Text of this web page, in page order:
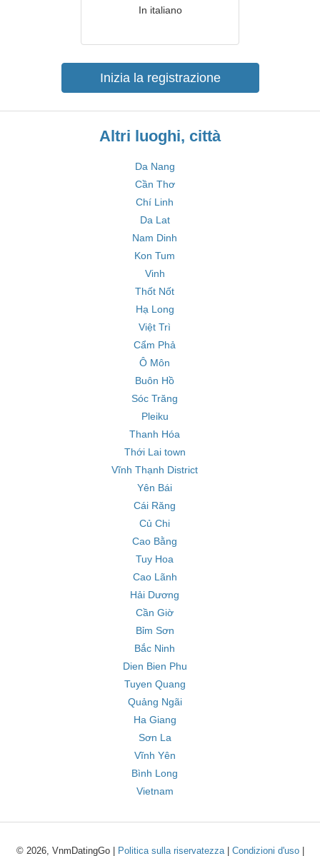
In italiano
Inizia la registrazione
Altri luoghi, città
Da Nang
Cần Thơ
Chí Linh
Da Lat
Nam Dinh
Kon Tum
Vinh
Thốt Nốt
Hạ Long
Việt Trì
Cẩm Phả
Ô Môn
Buôn Hồ
Sóc Trăng
Pleiku
Thanh Hóa
Thới Lai town
Vĩnh Thạnh District
Yên Bái
Cái Răng
Củ Chi
Cao Bằng
Tuy Hoa
Cao Lãnh
Hải Dương
Cần Giờ
Bỉm Sơn
Bắc Ninh
Dien Bien Phu
Tuyen Quang
Quảng Ngãi
Ha Giang
Sơn La
Vĩnh Yên
Bình Long
Vietnam
© 2026, VnmDatingGo | Politica sulla riservatezza| Condizioni d'uso|